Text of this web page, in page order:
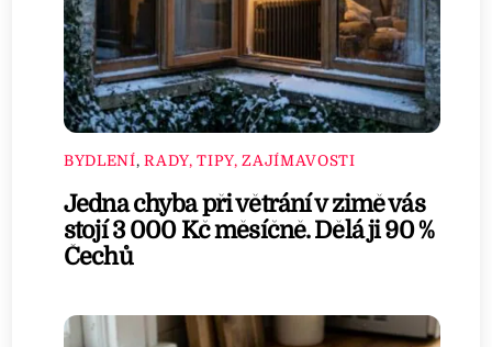
BYDLENÍ,RADY, TIPY, ZAJÍMAVOSTI
Jedna chyba při větrání v zimě vás
stojí 3 000 Kč měsíčně. Dělá ji 90 %
Čechů